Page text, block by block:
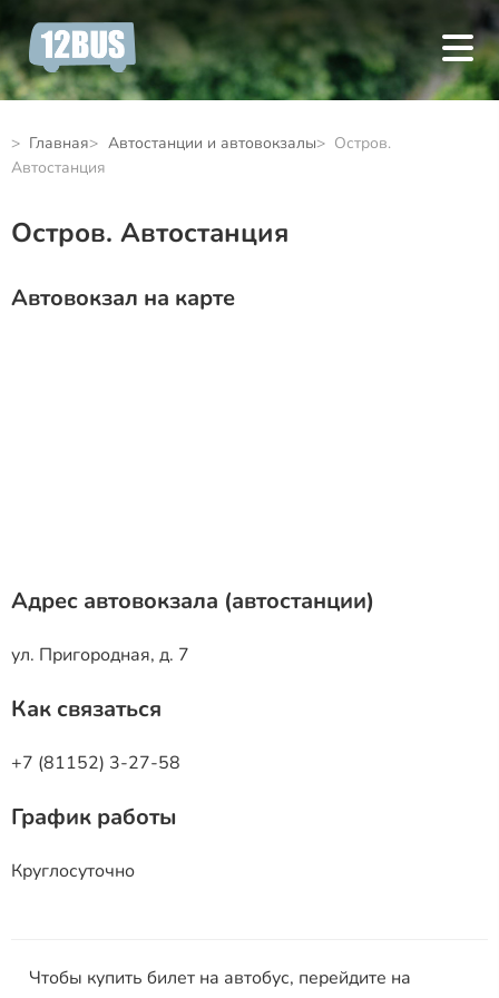
Главная Автостанции и автовокзалы
Остров.
Автостанция
Остров. Автостанция
Автовокзал на карте
Адрес автовокзала (автостанции)
ул. Пригородная, д. 7
Как связаться
+7 (81152) 3-27-58
График работы
Круглосуточно
Чтобы купить билет на автобус, перейдите на